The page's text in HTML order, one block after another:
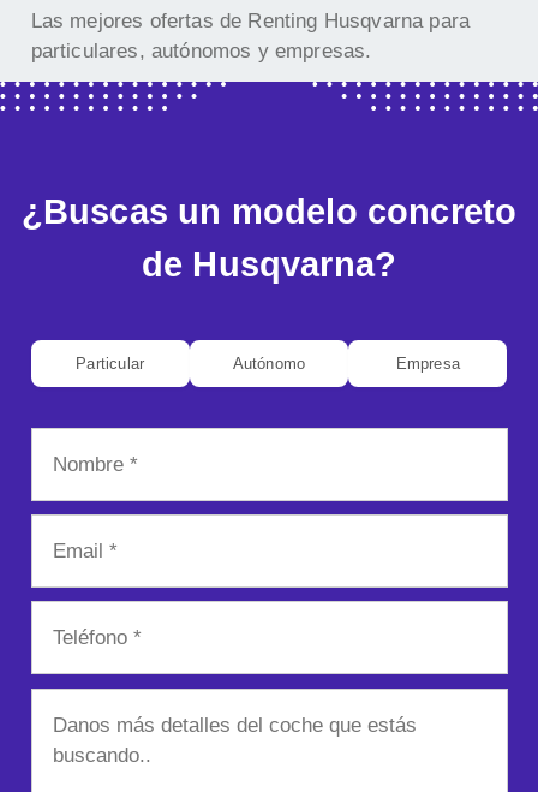
Las mejores ofertas de Renting Husqvarna para
particulares, autónomos y empresas.
¿Buscas un modelo concreto
de Husqvarna?
Particular Autónomo Empresa